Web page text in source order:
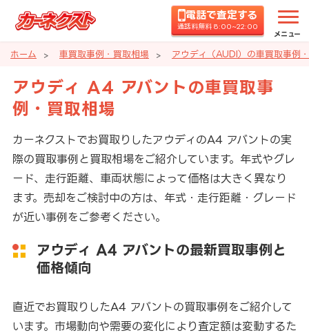
電話で査定する
通話料無料 8:00~22:00
メニュー
ホーム 車買取事例・買取相場 アウディ（AUDI）の車買取事例
アウディ A4 アバントの車買取事
例・買取相場
カーネクストでお買取りしたアウディのA4 アバントの実
際の買取事例と買取相場をご紹介しています。年式やグレ
ード、走行距離、車両状態によって価格は大きく異なり
ます。売却をご検討中の方は、年式・走行距離・グレード
が近い事例をご参考ください。
アウディ A4 アバントの最新買取事例と
価格傾向
直近でお買取りしたA4 アバントの買取事例をご紹介して
います。市場動向や需要の変化により査定額は変動するた